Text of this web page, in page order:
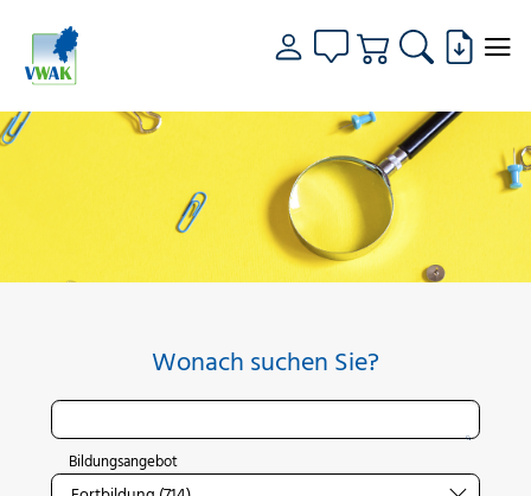
Wonach suchen Sie?
Bildungsangebot